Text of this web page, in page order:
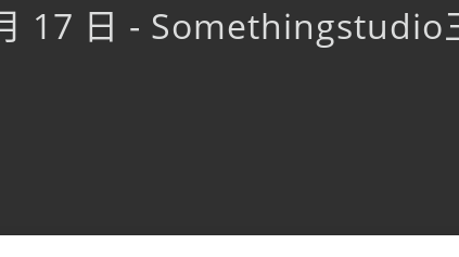
17 日 - Somethingstudio